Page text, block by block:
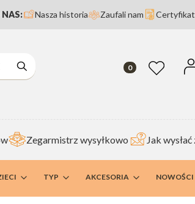
NAS: Nasza historia Zaufali nam
Szukaj
Produkty w
Ulubione
Zegarmistrz wysyłkowo Jak
TYP AKCESORIA NOWOŚCI